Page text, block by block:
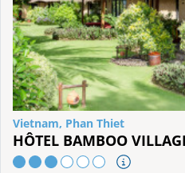
Vietnam, Phan Thiet
HÔTEL BAMBOO